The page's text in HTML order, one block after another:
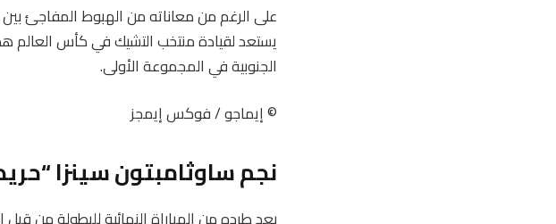
على الرغم من معاناته من الهبوط المفاجئ
يستعد لقيادة منتخب التشيك في كأس العالم
الجنوبية في المجموعة الأولى.
© إيماجو / فوكس إيمجز
نجم ساوثامبتون سينزا
بعد طرده من المباراة النهائية للبطولة من